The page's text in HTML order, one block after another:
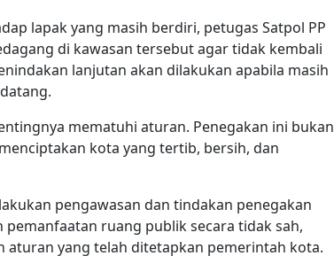
lapak yang masih berdiri, petugas Satpol PP
di kawasan tersebut agar tidak kembali
lanjutan akan dilakukan apabila masih
mematuhi aturan. Penegakan ini bukan
kota yang tertib, bersih, dan
pengawasan dan tindakan penegakan
ruang publik secara tidak sah,
aturan yang telah ditetapkan pemerintah kota.